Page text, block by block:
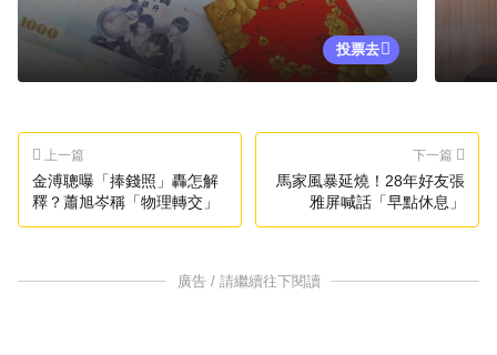
投票去
上一篇
金溥聰曝「捧錢照」轟怎解
釋？蕭旭岑稱「物理轉交」
下一篇
馬家風暴延燒！28年好友張
雅屏喊話「早點休息」
廣告 / 請繼續往下閱讀